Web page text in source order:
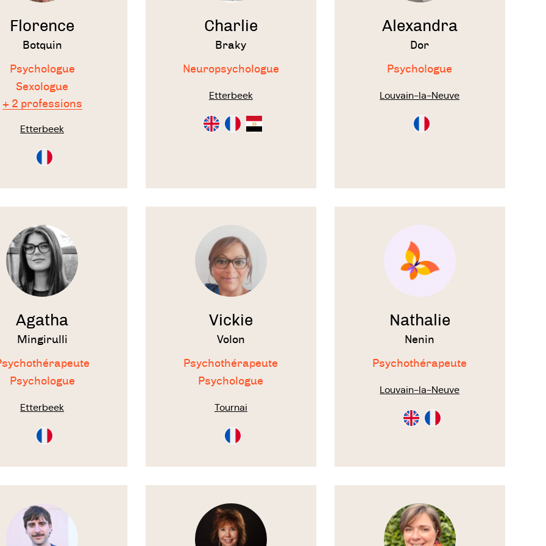
Florence
Botquin
Psychologue
Sexologue
+ 2 professions
Etterbeek
Consultation
en
Charlie
Braky
Neuropsychologue
Etterbeek
Consultation
en
Consultation
en
Consultation
en
Alexandra
Dor
Psychologue
Louvain-la-Neuve
Consultation
en
Agatha
Mingirulli
Psychologue
Etterbeek
Consultation
en
Voir
Vickie
Volon
Psychothérapeute
Psychologue
Tournai
Consultation
en
Voir
Nathalie
Nenin
Psychothérapeute
Louvain-la-Neuve
Consultation
en
Consultation
en
Voir
Voir